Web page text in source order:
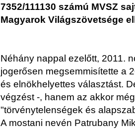
7352/111130 számú MVSZ
Magyarok Világszövetsége
Néhány nappal ezelőtt, 2011.
jogerősen megsemmisítette a
és elnökhelyettes választást.
végzést -, hanem az akkor
"törvénytelenségek és
A mostani nevén Patrubany